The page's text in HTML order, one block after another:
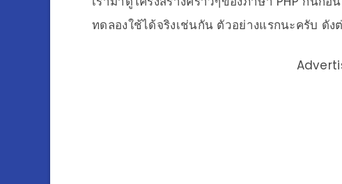
ทดลองใช้ได้จริงเช่นกัน ตัวอย่างแรกนะครับ ดัง